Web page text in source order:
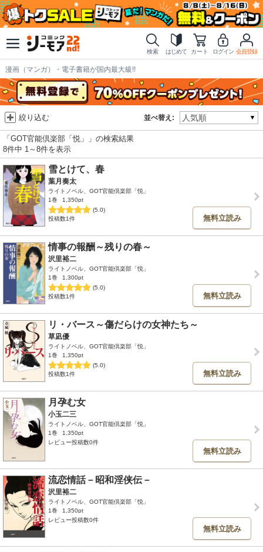
検索 はじめて カート ログイン 会員登録
漫画（マンガ）・電子書籍が国内最大級!!
並べ替え:
絞り込む
「GOT官能倶楽部「悦」」の検索結果
8件中 1～8件を表示
雪とけて、春
葉月奏太
ライトノベル、GOT官能倶楽部「悦」
1巻
1,350pt
(5.0)
投稿数1件
無料立読み
情事の報酬～残りの春～
沢里裕二
ライトノベル、GOT官能倶楽部「悦」
1巻
1,300pt
(5.0)
投稿数1件
無料立読み
リ・バース～傷だらけの女神たち～
草凪優
ライトノベル、GOT官能倶楽部「悦」
1巻
1,350pt
(5.0)
投稿数1件
無料立読み
月孕む女
小玉二三
ライトノベル、GOT官能倶楽部「悦」
1巻
1,350pt
レビュー投稿数0件
無料立読み
流恋情話－昭和淫侠伝－
沢里裕二
ライトノベル、GOT官能倶楽部「悦」
1巻
1,350pt
レビュー投稿数0件
無料立読み